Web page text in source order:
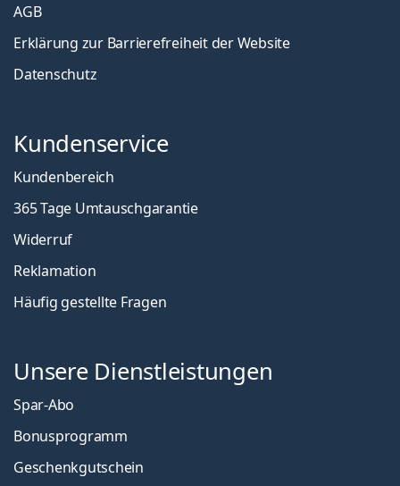
AGB
Erklärung zur Barrierefreiheit der Website
Datenschutz
Kundenservice
Kundenbereich
365 Tage Umtauschgarantie
Widerruf
Reklamation
Häufig gestellte Fragen
Unsere Dienstleistungen
Spar-Abo
Bonusprogramm
Geschenkgutschein